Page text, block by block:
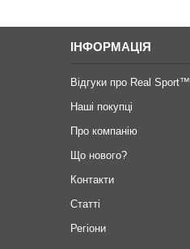
ІНФОРМАЦІЯ
Відгуки про Real Sport™
Наші покупці
Про компанію
Що нового?
Контакти
Статті
Регіони